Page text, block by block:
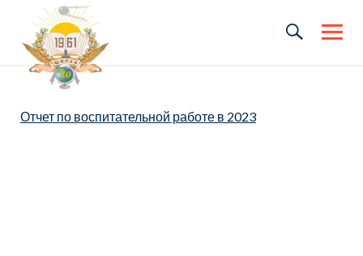
content
Отчет по воспитательной работе в 2023